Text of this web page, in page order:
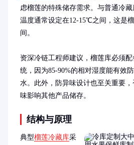
虑榴莲的特殊储存需求。与普通冷
温度通常设定在12-15℃之间，这是
间。
资深冷链工程师建议，榴莲库必须
统，因为85-90%的相对湿度能有效
水。此外，防异味设计也至关重要
味影响其他产品储存。
结构与原理
典型榴莲冷藏库采